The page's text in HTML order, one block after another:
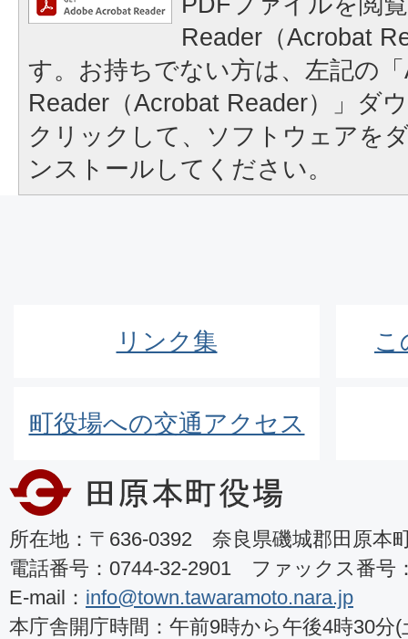
Reader（Acrobat
す。お持ちでない方は、左記の
Reader（Acrobat Reader）」ダ
クリックして、ソフトウェアを
ンストールしてください。
リンク集 こ
町役場への交通アクセス
所在地：〒636-0392 奈良県磯城郡田原本
電話番号：0744-32-2901 ファックス番号
E-mail： info@town.tawaramoto.nara.jp
本庁舎開庁時間：午前9時から午後4時30分